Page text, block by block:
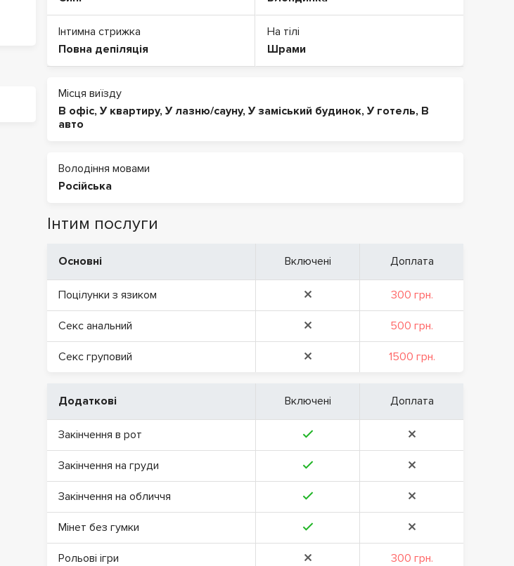
Інтимна стрижка
Повна депіляція
На тілі
Шрами
Місця виїзду
В офіс, У квартиру, У лазню/сауну, У заміський будинок, У готель, В
авто
Володіння мовами
Російська
Інтим послуги
Основні Включені Доплата
Поцілунки з язиком 300 грн.
Секс анальний 500 грн.
Секс груповий 1500 грн.
Додаткові Включені Доплата
Закінчення в рот
Закінчення на груди
Закінчення на обличчя
Мінет без гумки
Рольові ігри 300 грн.